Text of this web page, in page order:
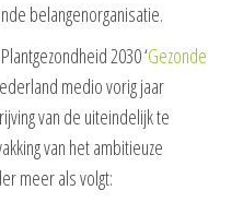
belangenorganisatie.
2030 ‘Gezonde
medio vorig jaar
van de uiteindelijk te
van het ambitieuze
meer als volgt: